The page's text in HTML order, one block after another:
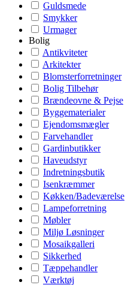
Guldsmede
Smykker
Urmager
Bolig
Antikviteter
Arkitekter
Blomsterforretninger
Bolig Tilbehør
Brændeovne & Pejse
Byggematerialer
Ejendomsmægler
Farvehandler
Gardinbutikker
Haveudstyr
Indretningsbutik
Isenkræmmer
Køkken/Badeværelse
Lampeforretning
Møbler
Miljø Løsninger
Mosaikgalleri
Sikkerhed
Tæppehandler
Værktøj